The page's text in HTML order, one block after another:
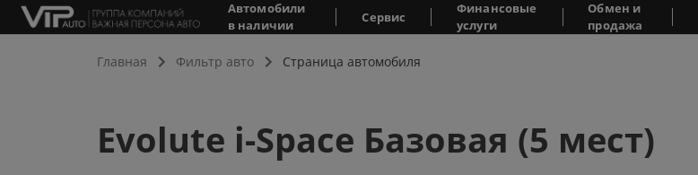
Автомобили
в наличии
Сервис
Финансовые
услуги
Обмен и
продажа
Главная Фильтр авто Страница автомобиля
Evolute i-Space Базовая (5 мест)